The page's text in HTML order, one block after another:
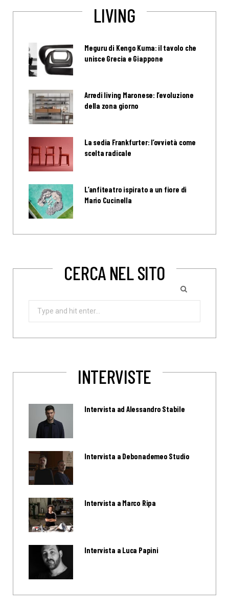
LIVING
Meguru di Kengo Kuma: il tavolo che
unisce Grecia e Giappone
Arredi living Maronese: l’evoluzione
della zona giorno
La sedia Frankfurter: l’ovvietà come
scelta radicale
L’anfiteatro ispirato a un fiore di
Mario Cucinella
CERCA NEL SITO
Search
INTERVISTE
Intervista ad Alessandro Stabile
Intervista a Debonademeo Studio
Intervista a Marco Ripa
Intervista a Luca Papini